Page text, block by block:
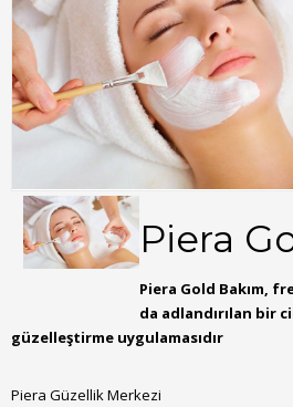
Piera
Piera Gold Bakım,
da adlandırılan bir
güzelleştirme uygulamasıdır
Piera Güzellik Merkezi